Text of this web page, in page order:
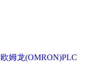
欧姆龙(OMRON)PLC